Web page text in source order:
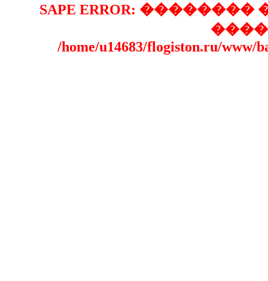
SAPE ERROR:
/home/u14683/flogiston.ru/www/